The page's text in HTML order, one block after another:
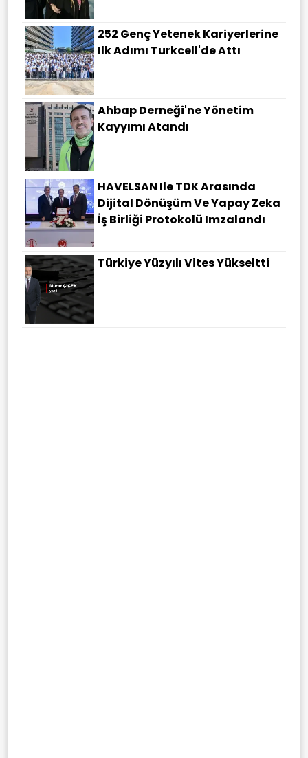
252 Genç Yetenek Kariyerlerine
Ilk Adımı Turkcell'de Attı
Ahbap Derneği'ne Yönetim
Kayyımı Atandı
HAVELSAN Ile TDK Arasında
Dijital Dönüşüm Ve Yapay Zeka
İş Birliği Protokolü Imzalandı
Türkiye Yüzyılı Vites Yükseltti